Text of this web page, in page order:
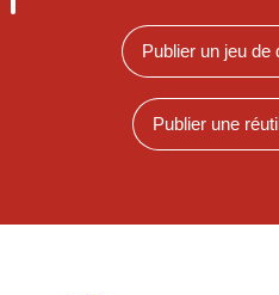
Publier un jeu de
Publier une